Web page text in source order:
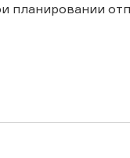
планировании